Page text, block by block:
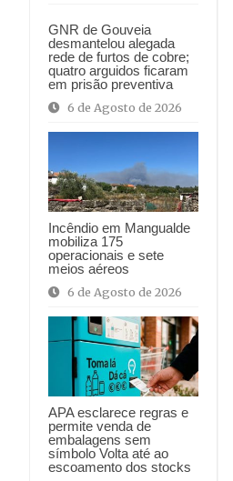
GNR de Gouveia
desmantelou alegada
rede de furtos de cobre;
quatro arguidos ficaram
em prisão preventiva
6 de Agosto de 2026
Incêndio em Mangualde
mobiliza 175
operacionais e sete
meios aéreos
6 de Agosto de 2026
APA esclarece regras e
permite venda de
embalagens sem
símbolo Volta até ao
escoamento dos stocks